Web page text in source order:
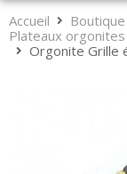
Accueil Boutique
Plateaux
Orgonite Grille